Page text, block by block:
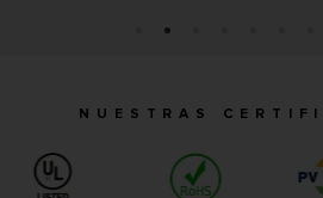
NUESTRAS